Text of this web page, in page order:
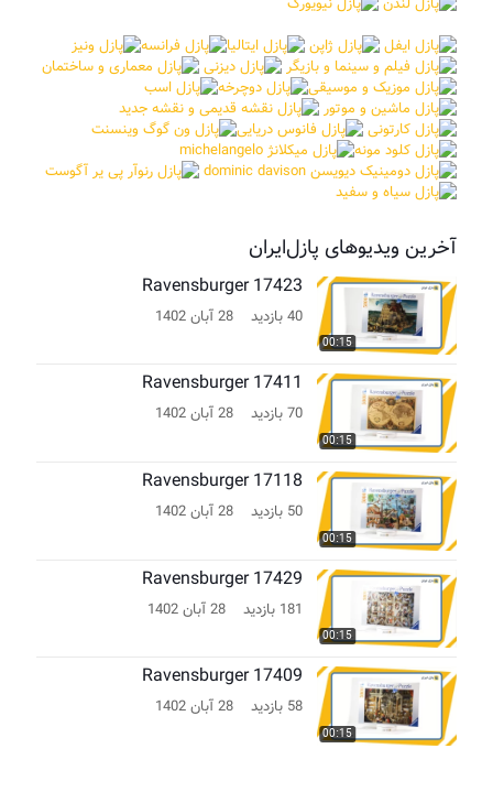
آخرین ویدیوهای پازل‌ایران
00:15
Ravensburger 17423
40 بازدید 28 آبان 1402
00:15
Ravensburger 17411
70 بازدید 28 آبان 1402
00:15
Ravensburger 17118
50 بازدید 28 آبان 1402
00:15
Ravensburger 17429
181 بازدید 28 آبان 1402
00:15
Ravensburger 17409
58 بازدید 28 آبان 1402